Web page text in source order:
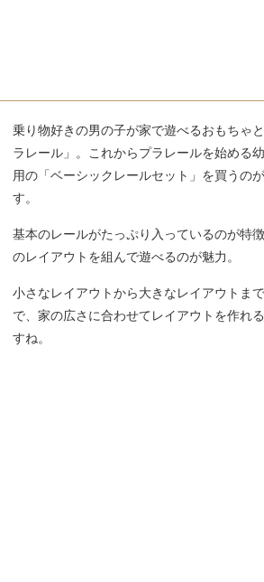
乗り物好きの男の子が家で遊べるおもちゃ
ラレール」。これからプラレールを始める
用の「ベーシックレールセット」を買うの
す。
基本のレールがたっぷり入っているのが特
のレイアウトを組んで遊べるのが魅力。
小さなレイアウトから大きなレイアウトま
で、家の広さに合わせてレイアウトを作れ
すね。